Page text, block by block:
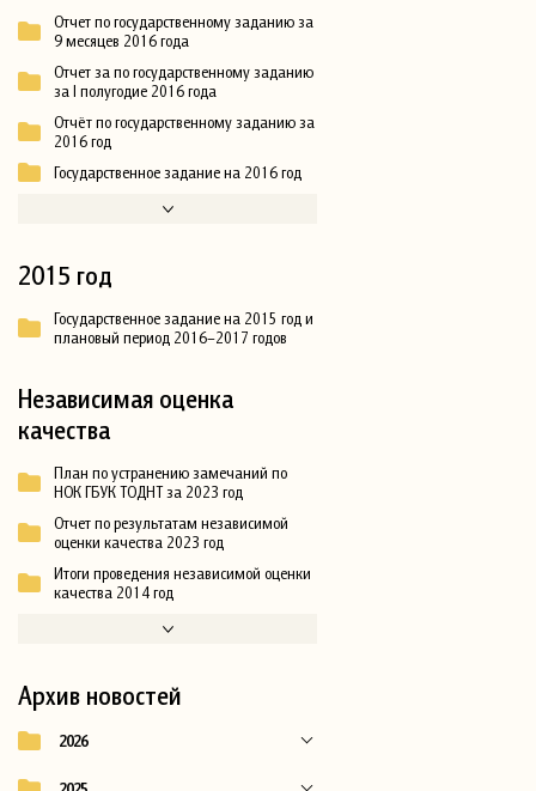
Отчет по государственному заданию за
9 месяцев 2016 года
Отчет за по государственному заданию
за I полугодие 2016 года
Отчёт по государственному заданию за
2016 год
Государственное задание на 2016 год
2015 год
Государственное задание на 2015 год и
плановый период 2016–2017 годов
Независимая оценка
качества
План по устранению замечаний по
НОК ГБУК ТОДНТ за 2023 год
Отчет по результатам независимой
оценки качества 2023 год
Итоги проведения независимой оценки
качества 2014 год
Архив новостей
2026